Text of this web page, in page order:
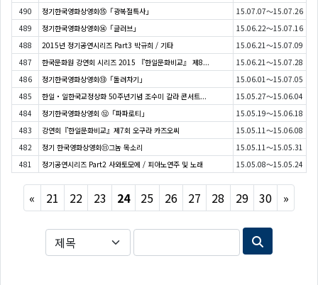
490
정기한국영화상영회⑮「광복절특사」
15.07.07～15.07.26
489
정기한국영화상영회⑭「글러브」
15.06.22～15.07.16
488
2015년 정기공연시리즈 Part3 박규희 / 기타
15.06.21～15.07.09
487
한국문화원 강연회 시리즈 2015 『한일문화비교』 제8...
15.06.21～15.07.28
486
정기한국영화상영회⑬「돌려차기」
15.06.01～15.07.05
485
한일・일한국교정상화 50주년기념 조수미 갈라 콘서트...
15.05.27～15.06.04
484
정기한국영화상영회 ⑫「파파로티」
15.05.19～15.06.18
483
강연회『한일문화비교』제7회 오구라 카즈오씨
15.05.11～15.06.08
482
정기 한국영화상영회⑪그놈 목소리
15.05.11～15.05.31
481
정기공연시리즈 Part2 사와토모에 / 피아노연주 및 노래 15.05.08～15.05.24
« Previous
21 22 23 24 25 26 27 28 29 30 »Next